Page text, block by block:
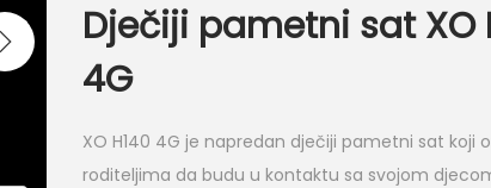
Dječiji pametni sat XO
4G
XO H140 4G je napredan dječiji pametni sat koji
roditeljima da budu u kontaktu sa svojom